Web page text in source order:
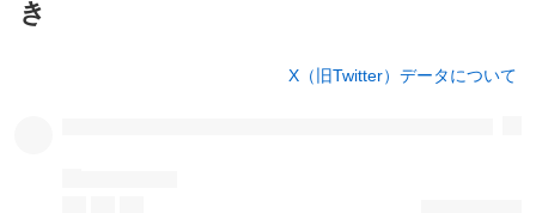
き
X（旧Twitter）データについて